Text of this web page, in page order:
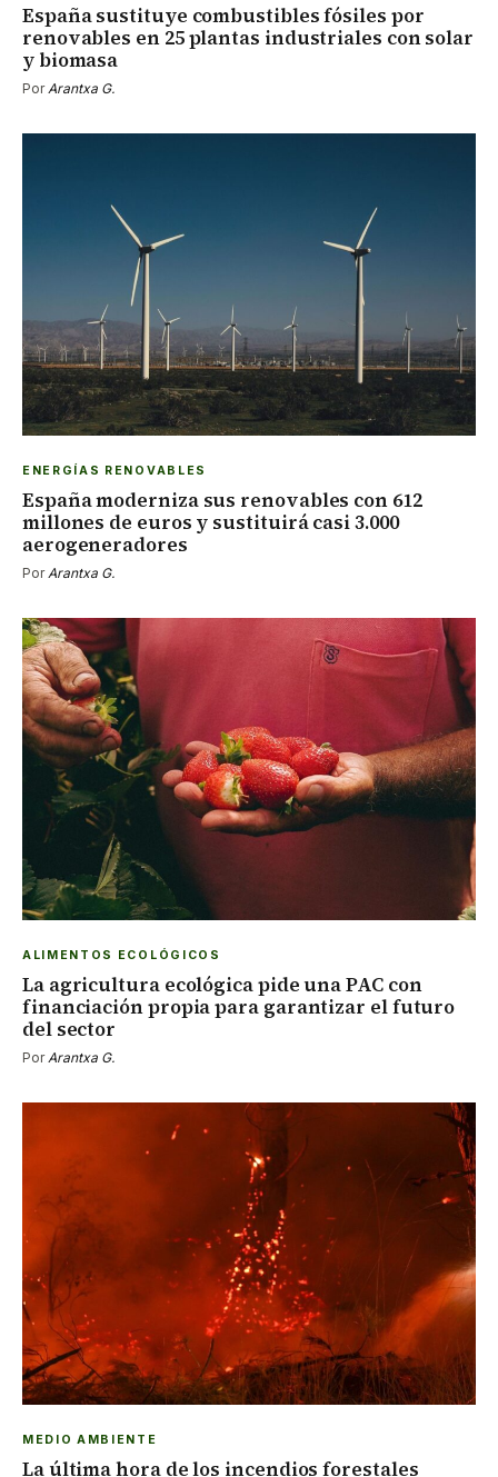
España sustituye combustibles fósiles por
renovables en 25 plantas industriales con solar
y biomasa
Por Arantxa G.
ENERGÍAS RENOVABLES
España moderniza sus renovables con 612
millones de euros y sustituirá casi 3.000
aerogeneradores
Por Arantxa G.
ALIMENTOS ECOLÓGICOS
La agricultura ecológica pide una PAC con
financiación propia para garantizar el futuro
del sector
Por Arantxa G.
MEDIO AMBIENTE
La última hora de los incendios forestales